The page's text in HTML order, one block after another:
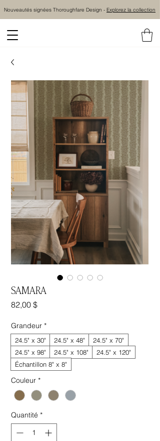
Nouveautés signées Thoroughfare Design - Explorez la collection
SAMARA
82,00 $Prix
Grandeur *
24.5" x 30" 24.5" x 48"
24.5" x 70"
24.5" x 98"
24.5" x 108"
24.5" x 120"
Échantillon 8" x 8"
Couleur *
Quantité *